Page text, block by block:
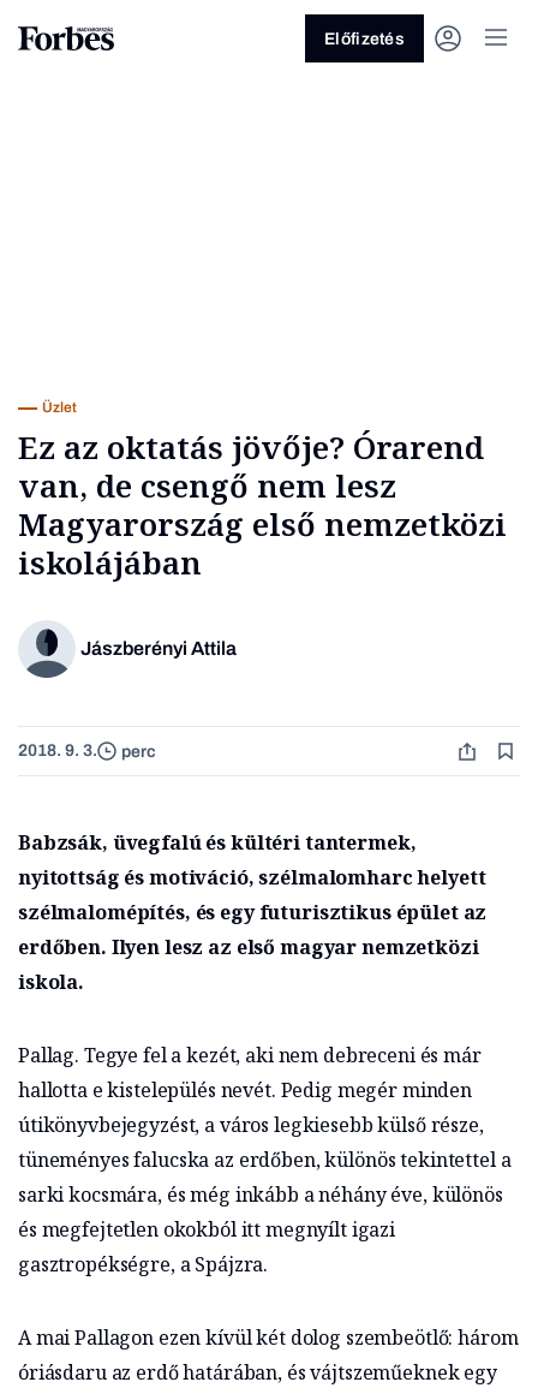
Előfizetés
Üzlet
Ez az oktatás jövője? Órarend
van, de csengő nem lesz
Magyarország első nemzetközi
iskolájában
Jászberényi Attila
2018. 9. 3. perc
Babzsák, üvegfalú és kültéri tantermek,
nyitottság és motiváció, szélmalomharc helyett
szélmalomépítés, és egy futurisztikus épület az
erdőben. Ilyen lesz az első magyar nemzetközi
iskola.
Pallag. Tegye fel a kezét, aki nem debreceni és már
hallotta e kistelepülés nevét. Pedig megér minden
útikönyvbejegyzést, a város legkiesebb külső része,
tüneményes falucska az erdőben, különös tekintettel a
sarki kocsmára, és még inkább a néhány éve, különös
és megfejtetlen okokból itt megnyílt igazi
gasztropékségre, a Spájzra.
A mai Pallagon ezen kívül két dolog szembeötlő: három
óriásdaru az erdő határában, és vájtszeműeknek egy